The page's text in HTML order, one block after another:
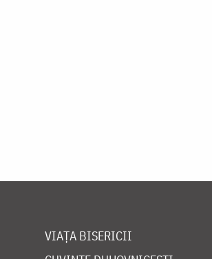
VIAȚA BISERICII